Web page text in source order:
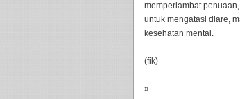
memperlambat
untuk mengatasi diare,
kesehatan mental.
(fik)
»